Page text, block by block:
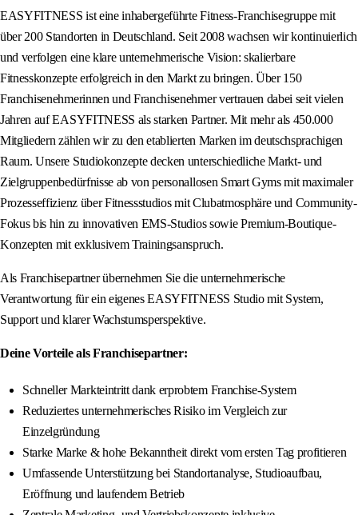
EASYFITNESS ist eine inhabergeführte Fitness-Franchisegruppe mit
über 200 Standorten in Deutschland. Seit 2008 wachsen wir kontinuierlich
und verfolgen eine klare unternehmerische Vision: skalierbare
Fitnesskonzepte erfolgreich in den Markt zu bringen. Über 150
Franchisenehmerinnen und Franchisenehmer vertrauen dabei seit vielen
Jahren auf EASYFITNESS als starken Partner. Mit mehr als 450.000
Mitgliedern zählen wir zu den etablierten Marken im deutschsprachigen
Raum. Unsere Studiokonzepte decken unterschiedliche Markt- und
Zielgruppenbedürfnisse ab von personallosen Smart Gyms mit maximaler
Prozesseffizienz über Fitnessstudios mit Clubatmosphäre und Community-
Fokus bis hin zu innovativen EMS-Studios sowie Premium-Boutique-
Konzepten mit exklusivem Trainingsanspruch.
Als Franchisepartner übernehmen Sie die unternehmerische
Verantwortung für ein eigenes EASYFITNESS Studio mit System,
Support und klarer Wachstumsperspektive.
Deine Vorteile als Franchisepartner:
Schneller Markteintritt dank erprobtem Franchise-System
Reduziertes unternehmerisches Risiko im Vergleich zur
Einzelgründung
Starke Marke & hohe Bekanntheit direkt vom ersten Tag profitieren
Umfassende Unterstützung bei Standortanalyse, Studioaufbau,
Eröffnung und laufendem Betrieb